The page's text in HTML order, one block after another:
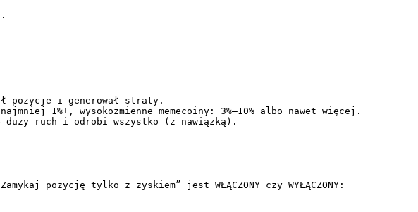
pozycje i generował straty.
1%+, wysokozmienne memecoiny: 3%–10% albo nawet więcej.
ruch i odrobi wszystko (z nawiązką).
pozycję tylko z zyskiem” jest WŁĄCZONY czy WYŁĄCZONY: